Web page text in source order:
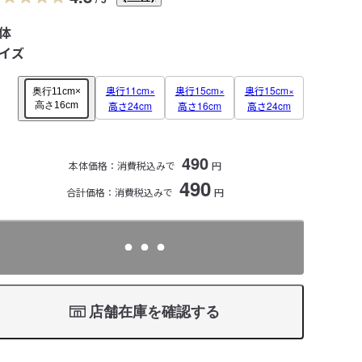
ズ
奥行11cm×
高さ16cm
奥行11cm×
高さ24cm
奥行15cm×
高さ16cm
奥行15cm×
高さ24cm
本体価格： 消費税込みで 490 円
合計価格：消費税込みで 490 円
店舗在庫を確認する